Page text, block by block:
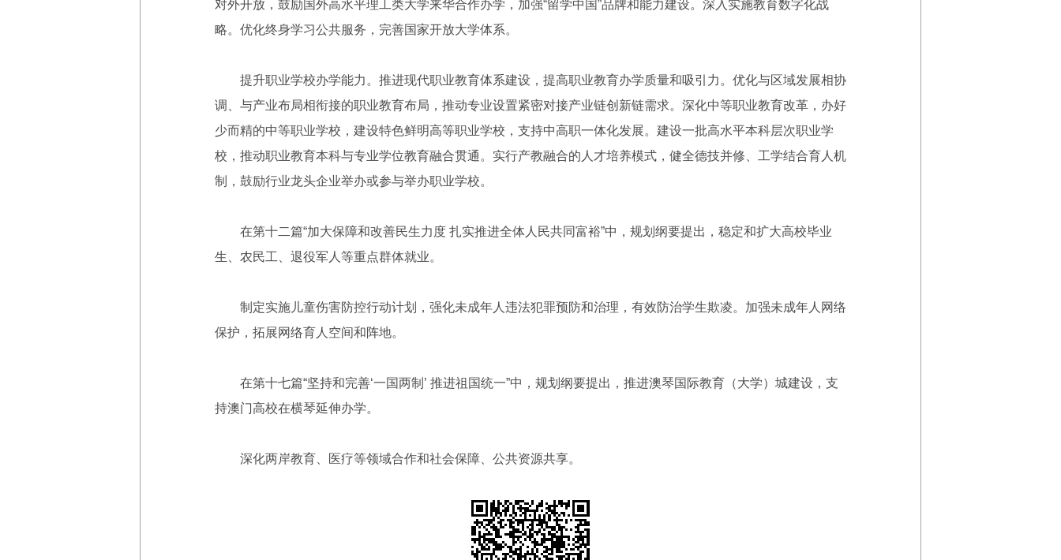
对外开放，鼓励国外高水平理工类大学来华合作办学，加强“留学中国”品牌和能力建设。深入实施教育数字化战
略。优化终身学习公共服务，完善国家开放大学体系。
提升职业学校办学能力。推进现代职业教育体系建设，提高职业教育办学质量和吸引力。优化与区域发展相协
调、与产业布局相衔接的职业教育布局，推动专业设置紧密对接产业链创新链需求。深化中等职业教育改革，办好
少而精的中等职业学校，建设特色鲜明高等职业学校，支持中高职一体化发展。建设一批高水平本科层次职业学
校，推动职业教育本科与专业学位教育融合贯通。实行产教融合的人才培养模式，健全德技并修、工学结合育人机
制，鼓励行业龙头企业举办或参与举办职业学校。
在第十二篇“加大保障和改善民生力度 扎实推进全体人民共同富裕”中，规划纲要提出，稳定和扩大高校毕业
生、农民工、退役军人等重点群体就业。
制定实施儿童伤害防控行动计划，强化未成年人违法犯罪预防和治理，有效防治学生欺凌。加强未成年人网络
保护，拓展网络育人空间和阵地。
在第十七篇“坚持和完善‘一国两制’ 推进祖国统一”中，规划纲要提出，推进澳琴国际教育（大学）城建设，支
持澳门高校在横琴延伸办学。
深化两岸教育、医疗等领域合作和社会保障、公共资源共享。